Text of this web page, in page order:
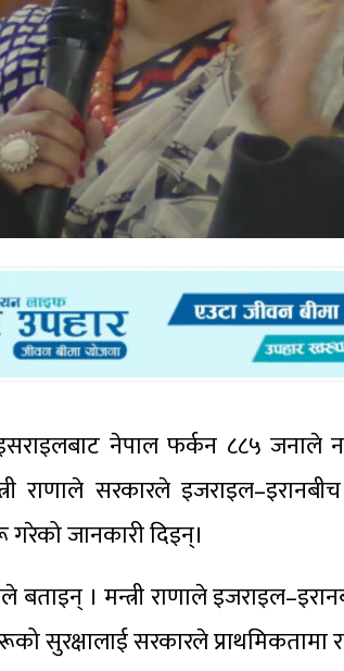
इसराइलबाट नेपाल फर्कन ८८५ जनाले
राणाले सरकारले
जानकारी दिइन्।
। मन्त्री राणाले
सुरक्षालाई सरकारले